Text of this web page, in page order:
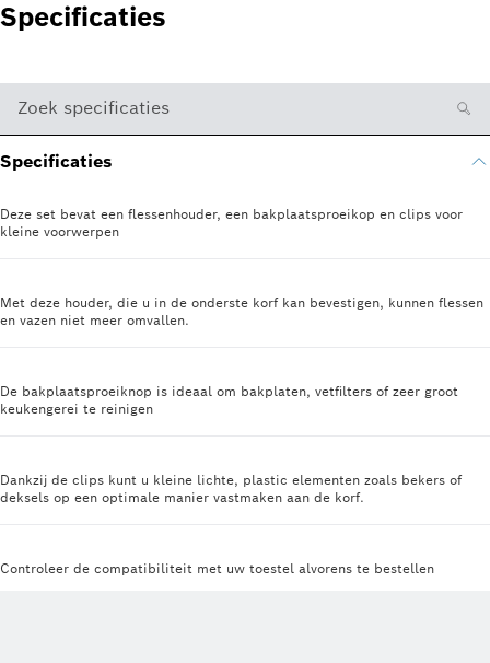
Specificaties
Zoek specificaties
Specificaties
Deze set bevat een flessenhouder, een bakplaatsproeikop en clips voor
kleine voorwerpen
Met deze houder, die u in de onderste korf kan bevestigen, kunnen flessen
en vazen niet meer omvallen.
De bakplaatsproeiknop is ideaal om bakplaten, vetfilters of zeer groot
keukengerei te reinigen
Dankzij de clips kunt u kleine lichte, plastic elementen zoals bekers of
deksels op een optimale manier vastmaken aan de korf.
Controleer de compatibiliteit met uw toestel alvorens te bestellen